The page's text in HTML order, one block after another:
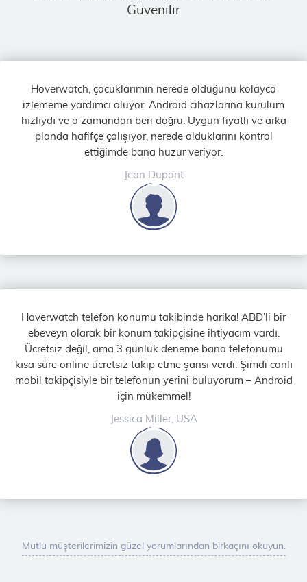
Güvenilir
Hoverwatch telefon konumu takibinde harika! ABD’li bir
ebeveyn olarak bir konum takipçisine ihtiyacım vardı.
Ücretsiz değil, ama 3 günlük deneme bana telefonumu
kısa süre online ücretsiz takip etme şansı verdi. Şimdi canlı
mobil takipçisiyle bir telefonun yerini buluyorum – Android
için mükemmel!
Jessica Miller, USA
Hoverwatch, çocuklarımın nerede olduğunu kolayca
izlememe yardımcı oluyor. Android cihazlarına kurulum
hızlıydı ve o zamandan beri doğru. Uygun fiyatlı ve arka
planda hafifçe çalışıyor, nerede olduklarını kontrol
ettiğimde bana huzur veriyor.
Jean Dupont
Mutlu müşterilerimizin güzel yorumlarından birkaçını okuyun.